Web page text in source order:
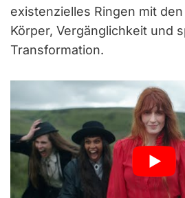
existenzielles Ringen mit
Körper, Vergänglichkeit und
Transformation.